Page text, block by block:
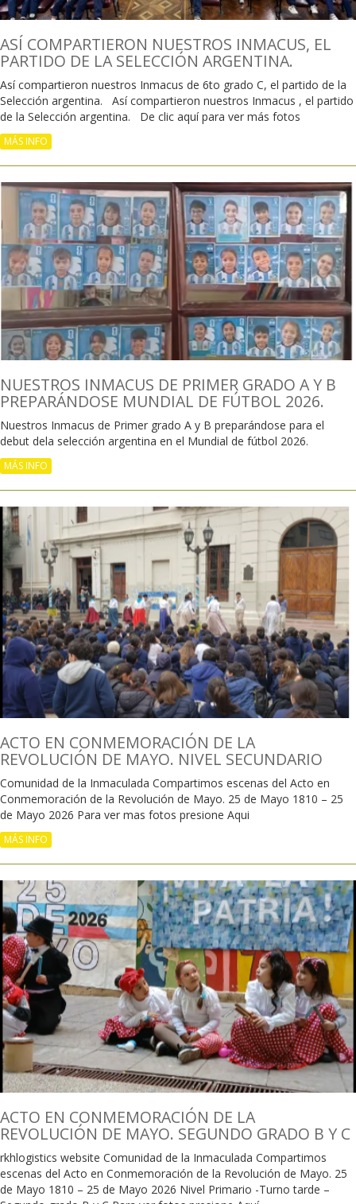
ASÍ COMPARTIERON NUESTROS INMACUS, EL
PARTIDO DE LA SELECCIÓN ARGENTINA.
Así compartieron nuestros Inmacus de 6to grado C, el partido de la
Selección argentina. Así compartieron nuestros Inmacus , el partido
de la Selección argentina. De clic aquí para ver más fotos
MÁS INFO
NUESTROS INMACUS DE PRIMER GRADO A Y B
PREPARÁNDOSE MUNDIAL DE FÚTBOL 2026.
Nuestros Inmacus de Primer grado A y B preparándose para el
debut dela selección argentina en el Mundial de fútbol 2026.
MÁS INFO
ACTO EN CONMEMORACIÓN DE LA
REVOLUCIÓN DE MAYO. NIVEL SECUNDARIO
Comunidad de la Inmaculada Compartimos escenas del Acto en
Conmemoración de la Revolución de Mayo. 25 de Mayo 1810 – 25
de Mayo 2026 Para ver mas fotos presione Aqui
MÁS INFO
ACTO EN CONMEMORACIÓN DE LA
REVOLUCIÓN DE MAYO. SEGUNDO GRADO B Y C
rkhlogistics website Comunidad de la Inmaculada Compartimos
escenas del Acto en Conmemoración de la Revolución de Mayo. 25
de Mayo 1810 – 25 de Mayo 2026 Nivel Primario -Turno tarde –